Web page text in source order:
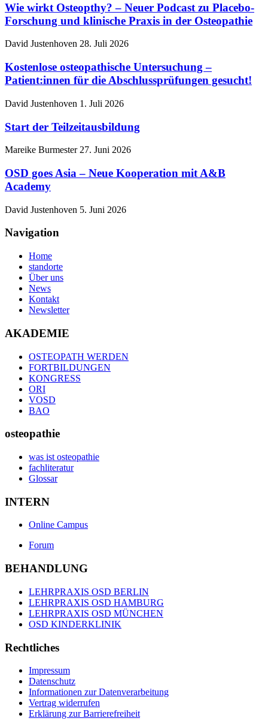
Wie wirkt Osteopthy? – Neuer Podcast zu Placebo-
Forschung und klinische Praxis in der Osteopathie
David Justenhoven 28. Juli 2026
Kostenlose osteopathische Untersuchung –
Patient:innen für die Abschlussprüfungen gesucht!
David Justenhoven 1. Juli 2026
Start der Teilzeitausbildung
Mareike Burmester 27. Juni 2026
OSD goes Asia – Neue Kooperation mit A&B
Academy
David Justenhoven 5. Juni 2026
Navigation
Home
standorte
Über uns
News
Kontakt
Newsletter
AKADEMIE
OSTEOPATH WERDEN
FORTBILDUNGEN
KONGRESS
ORI
VOSD
BAO
osteopathie
was ist osteopathie
fachliteratur
Glossar
INTERN
Online Campus
Forum
BEHANDLUNG
LEHRPRAXIS OSD BERLIN
LEHRPRAXIS OSD HAMBURG
LEHRPRAXIS OSD MÜNCHEN
OSD KINDERKLINIK
Rechtliches
Impressum
Datenschutz
Informationen zur Datenverarbeitung
Vertrag widerrufen
Erklärung zur Barrierefreiheit